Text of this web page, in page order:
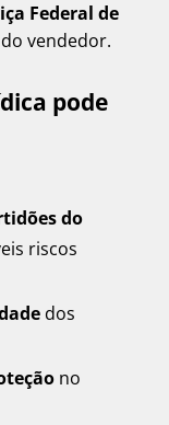
Federal de
vendedor.
pode
do
riscos
dos
no